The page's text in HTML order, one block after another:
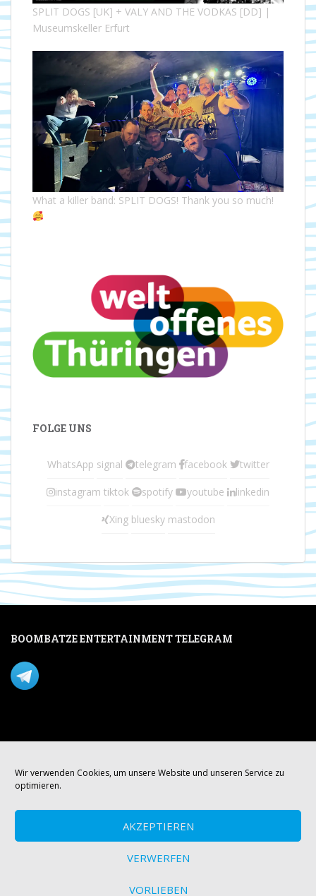
Wir verwenden Cookies, um unsere Website und unseren Service zu
optimieren.
AKZEPTIEREN
VERWERFEN
VORLIEBEN
SPLIT DOGS [UK] + VALY AND THE VODKAS [DD] |
Museumskeller Erfurt
What a killer band: SPLIT DOGS! Thank you so much!
FOLGE UNS
WhatsApp signal telegram facebook twitter
instagram tiktok spotify youtube linkedin
Xing bluesky mastodon
BOOMBATZE ENTERTAINMENT TELEGRAM